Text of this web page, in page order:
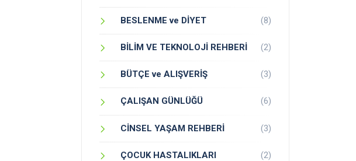
BESLENME ve DİYET (8)
BİLİM VE TEKNOLOJİ REHBERİ (2)
BÜTÇE ve ALIŞVERİŞ (3)
ÇALIŞAN GÜNLÜĞÜ (6)
CİNSEL YAŞAM REHBERİ (3)
ÇOCUK HASTALIKLARI (2)